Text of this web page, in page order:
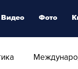
Видео Фото